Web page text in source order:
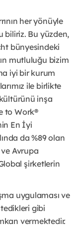
her yönüyle
biliriz. Bu yüzden,
bünyesindeki
mutluluğu bizim
iyi bir kurum
ile birlikte
inşa
to Work®
En İyi
da %89 olan
Avrupa
şirketlerin
uygulaması ve
gibi
vermektedir.